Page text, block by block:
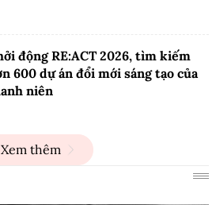
động RE:ACT 2026, tìm kiếm
600 dự án đổi mới sáng tạo của
niên
Xem thêm